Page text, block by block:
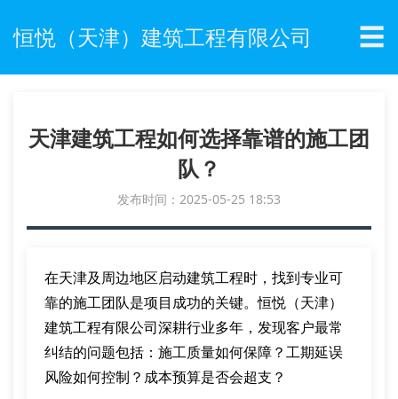
恒悦（天津）建筑工程有限公司 ☰
天津建筑工程如何选择靠谱的施工团
队？
发布时间：2025-05-25 18:53
在天津及周边地区启动建筑工程时，找到专业可
靠的施工团队是项目成功的关键。恒悦（天津）
建筑工程有限公司深耕行业多年，发现客户最常
纠结的问题包括：施工质量如何保障？工期延误
风险如何控制？成本预算是否会超支？